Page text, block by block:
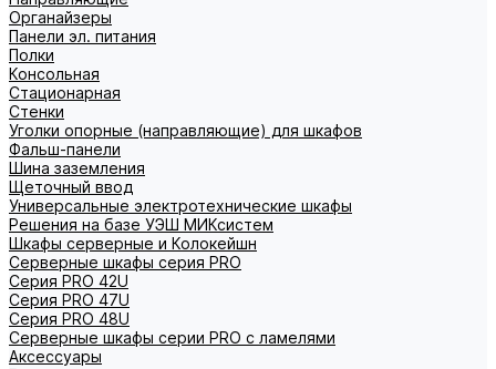
Органайзеры
Панели эл. питания
Полки
Консольная
Стационарная
Стенки
Уголки опорные (направляющие) для шкафов
Фальш-панели
Шина заземления
Щеточный ввод
Универсальные электротехнические шкафы
Решения на базе УЭШ МИКсистем
Шкафы серверные и Колокейшн
Серверные шкафы серия PRO
Серия PRO 42U
Серия PRO 47U
Серия PRO 48U
Серверные шкафы серии PRO с ламелями
Аксессуары